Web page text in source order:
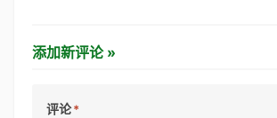
添加新评论 »
评论*